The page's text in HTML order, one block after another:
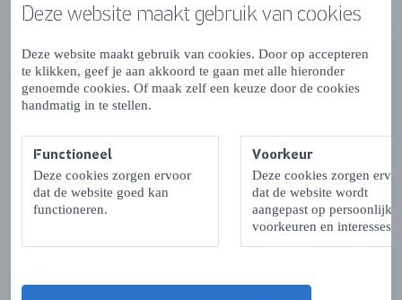
Deze website maakt gebruik van cookies
Deze website maakt gebruik van cookies. Door op accepteren
te klikken, geef je aan akkoord te gaan met alle hieronder
genoemde cookies. Of maak zelf een keuze door de cookies
handmatig in te stellen.
Functioneel
Deze cookies zorgen ervoor
dat de website goed kan
functioneren.
Voorkeur
Deze cookies zorgen
dat de website wordt
aangepast op persoonlijke
voorkeuren en interesses.
Contactgegevens & Openingstijden
OPENINGSTIJDEN
Maandag:
08:00 - 17:30
Dinsdag:
08:00 - 17:30
Woensdag:
08:00 - 17:30